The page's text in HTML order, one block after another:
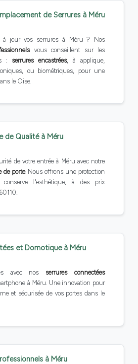
de Serrures à Méru
à jour vos serrures à Méru ? Nos
vous conseillent sur les
: serrures encastrées, à applique,
ou biométriques, pour une
le Oise.
de Qualité à Méru
de votre entrée à Méru avec notre
de porte. Nous offrons une protection
l'esthétique, à des prix
et Domotique à Méru
avec nos serrures connectées
à Méru. Une innovation pour
et sécurisée de vos portes dans le
à Méru